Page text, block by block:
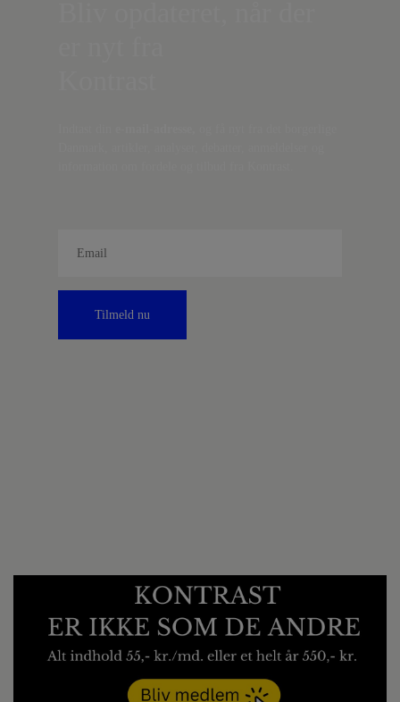
Tilmeld nu